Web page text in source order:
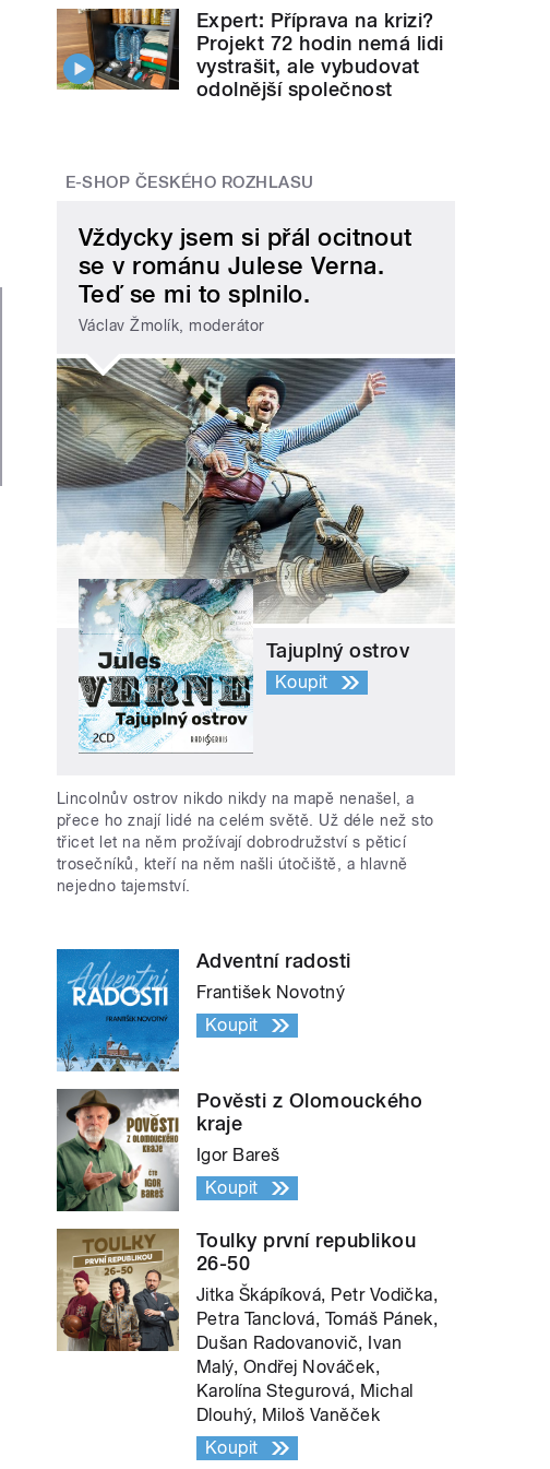
Expert: Příprava na krizi?
Projekt 72 hodin nemá lidi
vystrašit, ale vybudovat
odolnější společnost
E-SHOP ČESKÉHO ROZHLASU
Vždycky jsem si přál ocitnout
se v románu Julese Verna.
Teď se mi to splnilo.
Václav Žmolík, moderátor
Tajuplný ostrov
Koupit
Lincolnův ostrov nikdo nikdy na mapě nenašel, a
přece ho znají lidé na celém světě. Už déle než sto
třicet let na něm prožívají dobrodružství s pěticí
trosečníků, kteří na něm našli útočiště, a hlavně
nejedno tajemství.
Adventní radosti
František Novotný
Koupit
Pověsti z Olomouckého
kraje
Igor Bareš
Koupit
Toulky první republikou
26-50
Jitka Škápíková, Petr Vodička,
Petra Tanclová, Tomáš Pánek,
Dušan Radovanovič, Ivan
Malý, Ondřej Nováček,
Karolína Stegurová, Michal
Dlouhý, Miloš Vaněček
Koupit